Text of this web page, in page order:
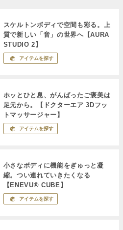
スケルトンボディで空間も彩る。上
質で新しい「音」の世界へ【AURA
STUDIO 2】
アイテムを探す
ホッとひと息、がんばったご褒美は
足元から。【ドクターエア 3Dフッ
トマッサージャー】
アイテムを探す
小さなボディに機能をぎゅっと凝
縮。つい連れていきたくなる
【ENEVU® CUBE】
アイテムを探す